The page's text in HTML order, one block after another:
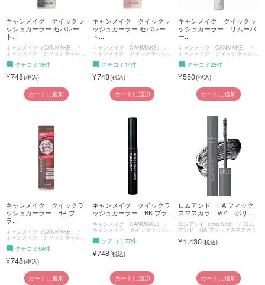
キャンメイク クイックラ
ッシュカーラー セパレー
ト...
キャンメイク（CANMAKE）
キャンメイク クイックラッシュ
クチコミ18件
748
カートに追加
キャンメイク クイックラ
ッシュカーラー セパレー
ト...
キャンメイク（CANMAKE）
キャンメイク クイックラッシュ
クチコミ14件
748
カートに追加
キャンメイク クイックラ
ッシュカーラー リムーバ
ー...
キャンメイク（CANMAKE）
キャンメイク クイックラッシュ
クチコミ28件
550
カートに追加
キャンメイク クイックラ
ッシュカーラー BR ブ
ラ...
キャンメイク（CANMAKE）
キャンメイク クイックラッシュ
クチコミ64件
748
カートに追加
キャンメイク クイックラ
ッシュカーラー BK ブラ...
キャンメイク（CANMAKE）
キャンメイク クイックラッシュ
クチコミ77件
748
カートに追加
ロムアンド HA フィック
スマスカラ V01 ボリ...
ロムアンド（rom＆nd） ロム
アンド HA フィックスマスカラ
1,430
カートに追加